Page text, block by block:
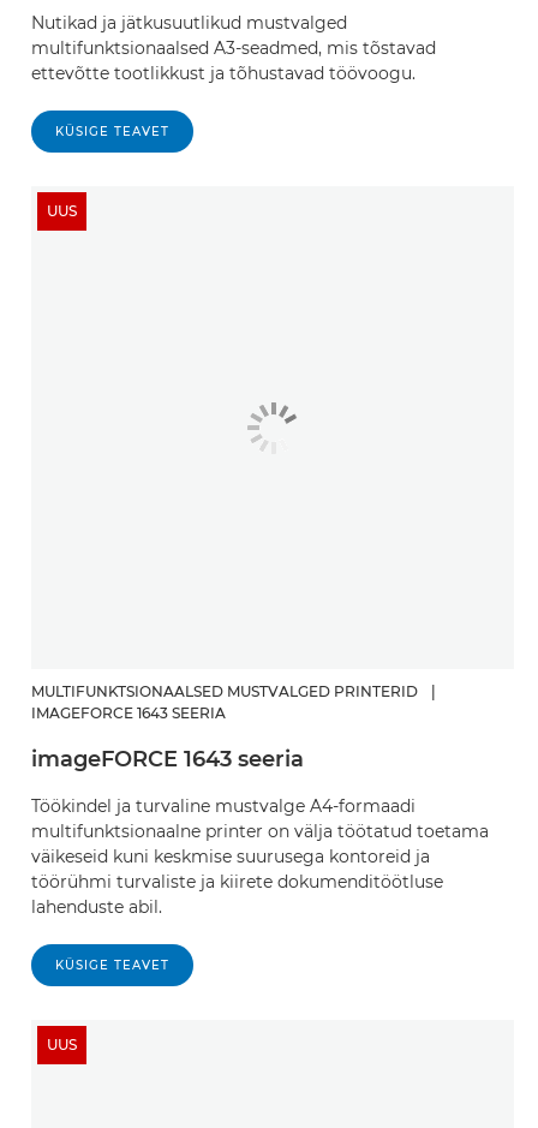
Nutikad ja jätkusuutlikud mustvalged
multifunktsionaalsed A3-seadmed, mis tõstavad
ettevõtte tootlikkust ja tõhustavad töövoogu.
KÜSIGE TEAVET
UUS
MULTIFUNKTSIONAALSED MUSTVALGED PRINTERID
IMAGEFORCE 1643 SEERIA
imageFORCE 1643 seeria
Töökindel ja turvaline mustvalge A4-formaadi
multifunktsionaalne printer on välja töötatud toetama
väikeseid kuni keskmise suurusega kontoreid ja
töörühmi turvaliste ja kiirete dokumenditöötluse
lahenduste abil. ​
KÜSIGE TEAVET
UUS